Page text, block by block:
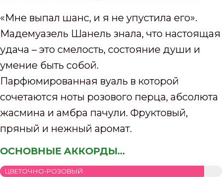
«Мне выпал шанс, и я не упустила его».
Мадемуазель Шанель знала, что настоящая
удача – это смелость, состояние души и
умение быть собой.
Парфюмированная вуаль в которой
сочетаются ноты розового перца, абсолюта
жасмина и амбра пачули. Фруктовый,
пряный и нежный аромат.
ОСНОВНЫЕ АККОРДЫ...
ЦВЕТОЧНО-РОЗОВЫЙ